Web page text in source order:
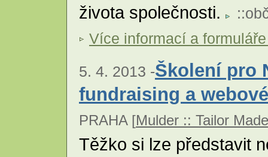
života společnosti.
::
Více informací a
5. 4. 2013 -Školení pro
fundraising a
PRAHA [Mulder :: Tailor
Těžko si lze představit